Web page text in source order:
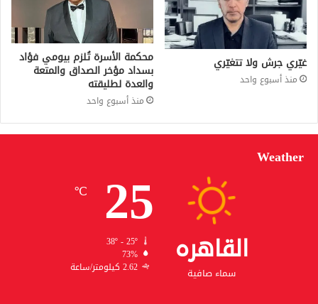
غيّري جرش ولا تتغيّري
منذ أسبوع واحد
محكمة الأسرة تُلزم بيومي فؤاد
بسداد مؤخر الصداق والمتعة
والعدة لطليقته
منذ أسبوع واحد
Weather
القاهره
سماء صافية
25
℃
38º - 25º
73%
2.62 كيلومتر/ساعة